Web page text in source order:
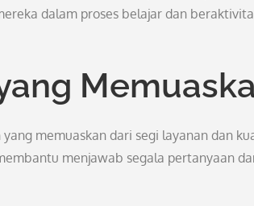
dalam proses belajar dan
memuaskan dari segi layanan dan
menjawab segala pertanyaan